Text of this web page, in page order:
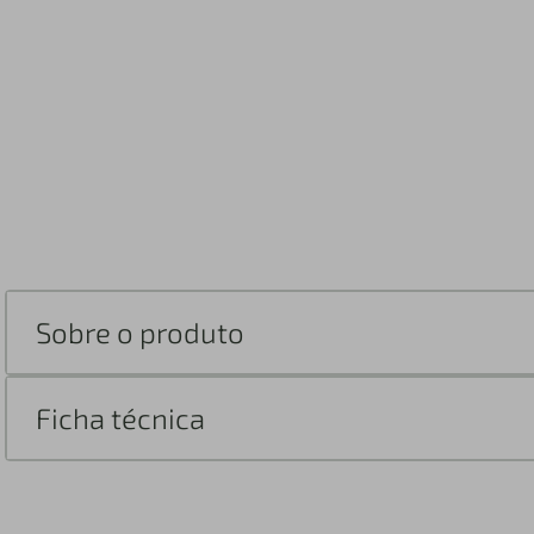
Sobre o produto
Ficha técnica